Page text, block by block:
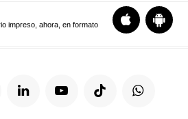
impreso, ahora, en formato